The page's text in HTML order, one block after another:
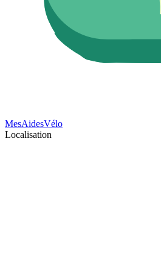
MesAidesVélo
Localisation